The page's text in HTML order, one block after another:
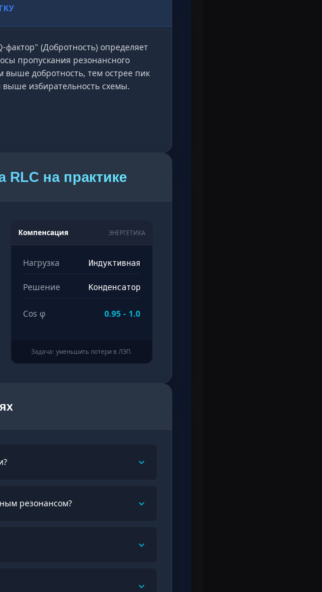
фактор" (Добротность) определяет
пропускания резонансного
выше добротность, тем острее пик
выше избирательность схемы.
на практике
Компенсация ЭНЕРГЕТИКА
Нагрузка Индуктивная
Решение Конденсатор
Cos φ 0.95 - 1.0
Задача: уменьшить потери в ЛЭП.
резонансом?